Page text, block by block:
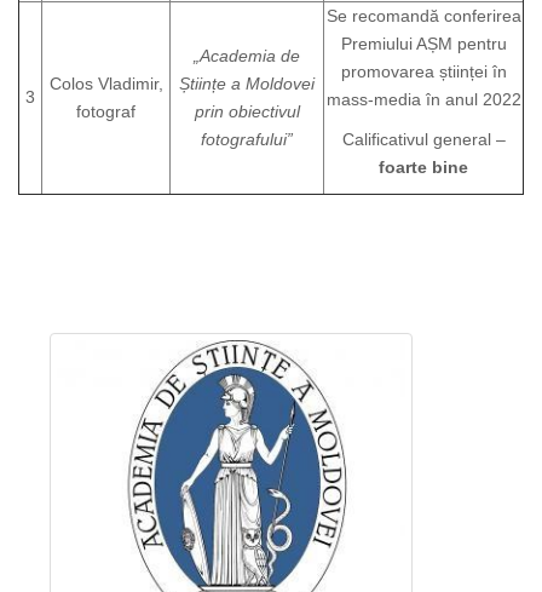
3
Colos Vladimir,
fotograf
„Academia de
Științe a Moldovei
prin obiectivul
fotografului”
Se recomandă conferirea
Premiului AȘM pentru
promovarea științei în
mass-media în anul 2022
Calificativul general –
foarte bine